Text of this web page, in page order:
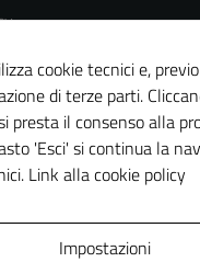
del sito
cookie tecnici e,
di terze parti.
presta il consenso alla
'Esci' si continua la
Link alla cookie policy
Impostazioni